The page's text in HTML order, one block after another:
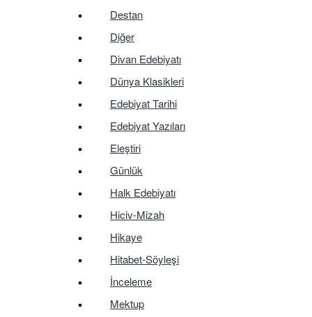
Destan
Diğer
Divan Edebiyatı
Dünya Klasikleri
Edebiyat Tarihi
Edebiyat Yazıları
Eleştiri
Günlük
Halk Edebiyatı
Hiciv-Mizah
Hikaye
Hitabet-Söyleşi
İnceleme
Mektup